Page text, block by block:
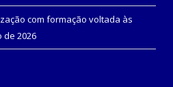
com formação voltada às
de 2026